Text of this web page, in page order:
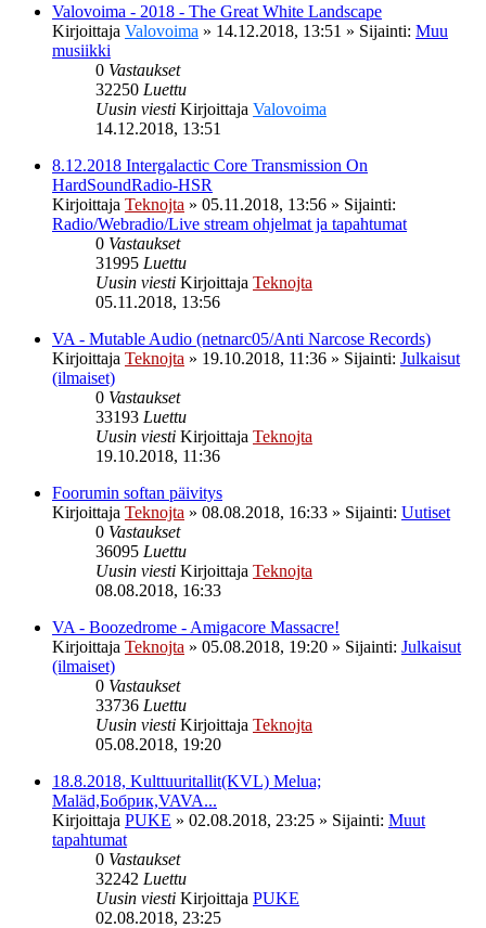
Valovoima - 2018 - The Great White Landscape
Kirjoittaja Valovoima » 14.12.2018, 13:51 » Sijainti: Muu
musiikki
0 Vastaukset
32250 Luettu
Uusin viesti Kirjoittaja Valovoima
14.12.2018, 13:51
8.12.2018 Intergalactic Core Transmission On
HardSoundRadio-HSR
Kirjoittaja Teknojta » 05.11.2018, 13:56 » Sijainti:
Radio/Webradio/Live stream ohjelmat ja tapahtumat
0 Vastaukset
31995 Luettu
Uusin viesti Kirjoittaja Teknojta
05.11.2018, 13:56
VA - Mutable Audio (netnarc05/Anti Narcose Records)
Kirjoittaja Teknojta » 19.10.2018, 11:36 » Sijainti: Julkaisut
(ilmaiset)
0 Vastaukset
33193 Luettu
Uusin viesti Kirjoittaja Teknojta
19.10.2018, 11:36
Foorumin softan päivitys
Kirjoittaja Teknojta » 08.08.2018, 16:33 » Sijainti: Uutiset
0 Vastaukset
36095 Luettu
Uusin viesti Kirjoittaja Teknojta
08.08.2018, 16:33
VA - Boozedrome - Amigacore Massacre!
Kirjoittaja Teknojta » 05.08.2018, 19:20 » Sijainti: Julkaisut
(ilmaiset)
0 Vastaukset
33736 Luettu
Uusin viesti Kirjoittaja Teknojta
05.08.2018, 19:20
18.8.2018, Kulttuuritallit(KVL) Melua;
Maläd,Бобрик,VAVA...
Kirjoittaja PUKE » 02.08.2018, 23:25 » Sijainti: Muut
tapahtumat
0 Vastaukset
32242 Luettu
Uusin viesti Kirjoittaja PUKE
02.08.2018, 23:25